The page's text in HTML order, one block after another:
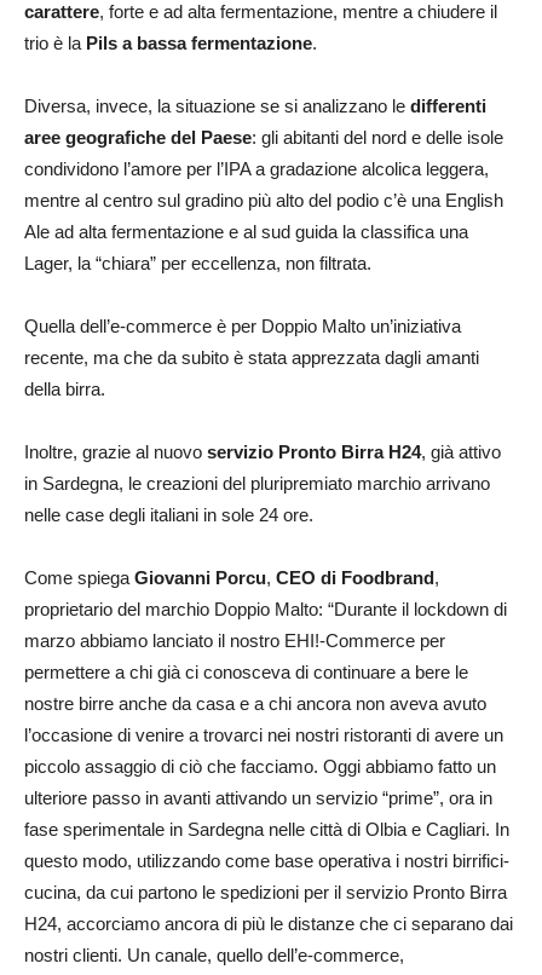
carattere, forte e ad alta fermentazione, mentre a chiudere il
trio è la Pils a bassa fermentazione.
Diversa, invece, la situazione se si analizzano le differenti
aree geografiche del Paese: gli abitanti del nord e delle isole
condividono l’amore per l’IPA a gradazione alcolica leggera,
mentre al centro sul gradino più alto del podio c’è una English
Ale ad alta fermentazione e al sud guida la classifica una
Lager, la “chiara” per eccellenza, non filtrata.
Quella dell’e-commerce è per Doppio Malto un’iniziativa
recente, ma che da subito è stata apprezzata dagli amanti
della birra.
Inoltre, grazie al nuovo servizio Pronto Birra H24, già attivo
in Sardegna, le creazioni del pluripremiato marchio arrivano
nelle case degli italiani in sole 24 ore.
Come spiega Giovanni Porcu, CEO di Foodbrand,
proprietario del marchio Doppio Malto: “Durante il lockdown di
marzo abbiamo lanciato il nostro EHI!-Commerce per
permettere a chi già ci conosceva di continuare a bere le
nostre birre anche da casa e a chi ancora non aveva avuto
l’occasione di venire a trovarci nei nostri ristoranti di avere un
piccolo assaggio di ciò che facciamo. Oggi abbiamo fatto un
ulteriore passo in avanti attivando un servizio “prime”, ora in
fase sperimentale in Sardegna nelle città di Olbia e Cagliari. In
questo modo, utilizzando come base operativa i nostri birrifici-
cucina, da cui partono le spedizioni per il servizio Pronto Birra
H24, accorciamo ancora di più le distanze che ci separano dai
nostri clienti. Un canale, quello dell’e-commerce,